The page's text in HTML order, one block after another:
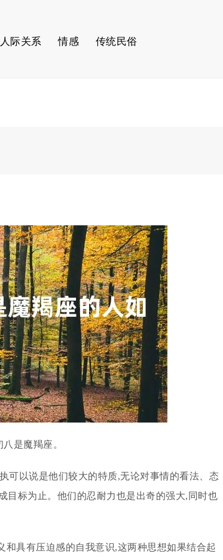
人际关系 情感 传统民俗
是魔羯座。
可以说是他们较大的特质,无论对事情的看法、态
目标为止。他们的忍耐力也是出奇的强大,同时也
具有压迫感的自我意识,这两种思想如果结合起